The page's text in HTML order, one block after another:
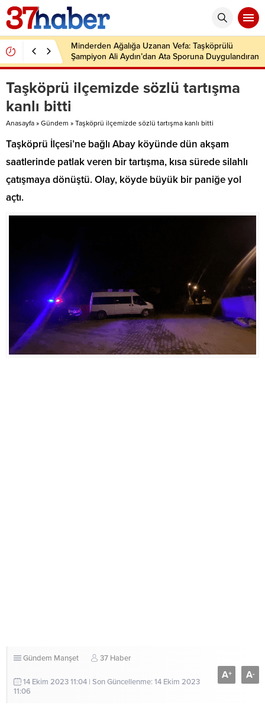
Minderden Ağalığa Uzanan Vefa: Taşköprülü
Şampiyon Ali Aydın’dan Ata Sporuna Duygulandıran
Dönüş
Taşköprü ilçemizde sözlü tartışma
kanlı bitti
Anasayfa » Gündem » Taşköprü ilçemizde sözlü tartışma kanlı bitti
Taşköprü İlçesi’ne bağlı Abay köyünde dün akşam
saatlerinde patlak veren bir tartışma, kısa sürede silahlı
çatışmaya dönüştü. Olay, köyde büyük bir paniğe yol
açtı.
Gündem Manşet 37 Haber
14 Ekim 2023 11:04 | Son Güncellenme: 14 Ekim 2023
11:06
A+ A-